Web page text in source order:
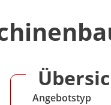
Angebotstyp